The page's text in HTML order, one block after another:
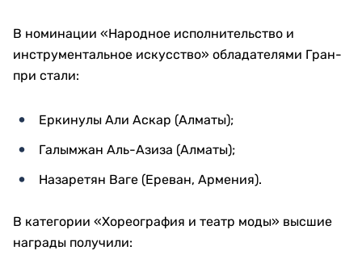
В номинации «Народное исполнительство и
инструментальное искусство» обладателями Гран-
при стали:
Еркинулы Али Аскар (Алматы);
Галымжан Аль-Азиза (Алматы);
Назаретян Ваге (Ереван, Армения).
В категории «Хореография и театр моды» высшие
награды получили: